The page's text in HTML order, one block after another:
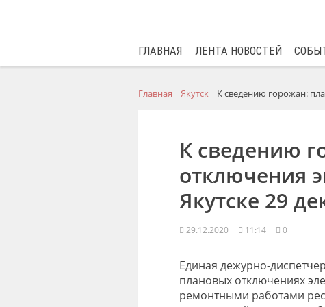
ГЛАВНАЯ ЛЕНТА НОВОСТЕЙ
Главная Якутск К сведению горожан:
К сведению
отключения
Якутске 29
29.12.2020 11:14 0
Единая дежурно-
плановых отключениях
ремонтными работами